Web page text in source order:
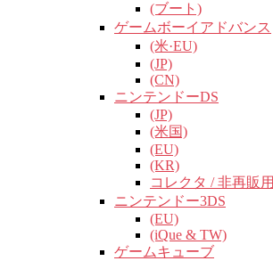
(ブート)
ゲームボーイアドバンス
(米·EU)
(JP)
(CN)
ニンテンドーDS
(JP)
(米国)
(EU)
(KR)
コレクタ / 非再販用
ニンテンドー3DS
(EU)
(iQue & TW)
ゲームキューブ